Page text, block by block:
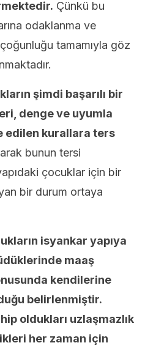
Çünkü bu
odaklanma ve
tamamıyla göz
şimdi başarılı bir
denge ve uyumla
edilen kurallara ters
bunun tersi
çocuklar için bir
bir durum ortaya
isyankar yapıya
maaş
kendilerine
belirlenmiştir.
oldukları uzlaşmazlık
her zaman için